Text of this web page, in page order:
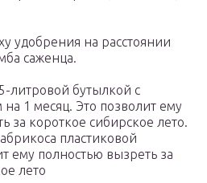
удобрения на расстоянии
саженца.
литровой бутылкой с
1 месяц. Это позволит ему
за короткое сибирское лето.
пластиковой
ему полностью вызреть за
лето